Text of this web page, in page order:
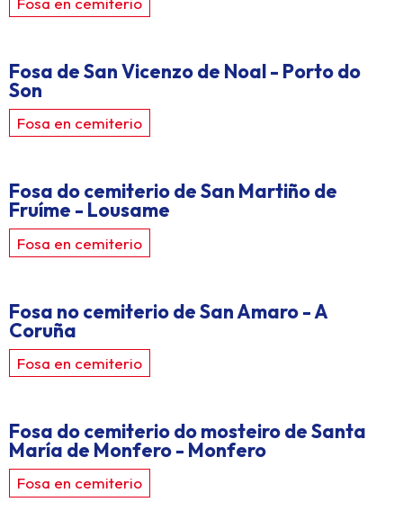
Fosa de San Vicenzo de Noal - Porto do
Son
Fosa en cemiterio
Fosa do cemiterio de San Martiño de
Fruíme - Lousame
Fosa en cemiterio
Fosa no cemiterio de San Amaro - A
Coruña
Fosa en cemiterio
Fosa do cemiterio do mosteiro de Santa
María de Monfero - Monfero
Fosa en cemiterio